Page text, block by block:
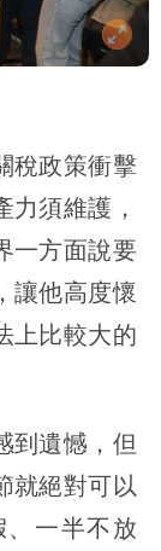
稅政策衝擊
須維護，
一方面說要
讓他高度懷
上比較大的
到遺憾，但
就絕對可以
一半不放